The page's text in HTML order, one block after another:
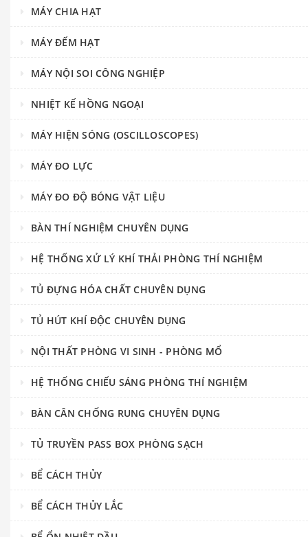
MÁY CHIA HẠT
MÁY ĐẾM HẠT
MÁY NỘI SOI CÔNG NGHIỆP
NHIỆT KẾ HỒNG NGOẠI
MÁY HIỆN SÓNG (OSCILLOSCOPES)
MÁY ĐO LỰC
MÁY ĐO ĐỘ BÓNG VẬT LIỆU
BÀN THÍ NGHIỆM CHUYÊN DỤNG
HỆ THỐNG XỬ LÝ KHÍ THẢI PHÒNG THÍ NGHIỆM
TỦ ĐỰNG HÓA CHẤT CHUYÊN DỤNG
TỦ HÚT KHÍ ĐỘC CHUYÊN DỤNG
NỘI THẤT PHÒNG VI SINH - PHÒNG MỔ
HỆ THỐNG CHIẾU SÁNG PHÒNG THÍ NGHIỆM
BÀN CÂN CHỐNG RUNG CHUYÊN DỤNG
TỦ TRUYỀN PASS BOX PHÒNG SẠCH
BỂ CÁCH THỦY
BỂ CÁCH THỦY LẮC